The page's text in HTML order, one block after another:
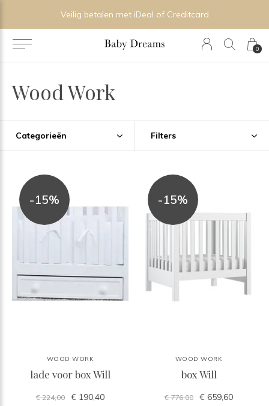
0
Veilig betalen met iDeal of Creditcard
Wood Work
Categorieën Filters
-15%
WOOD WORK
lade voor box Will
€ 224,00 € 190,40
-15%
WOOD WORK
box Will
€ 776,00 € 659,60